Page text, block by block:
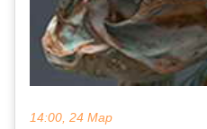
14:00, 24 Мар